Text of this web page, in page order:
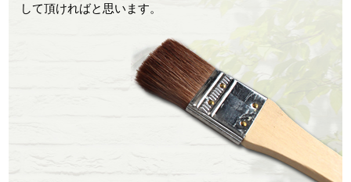
して頂ければと思います。